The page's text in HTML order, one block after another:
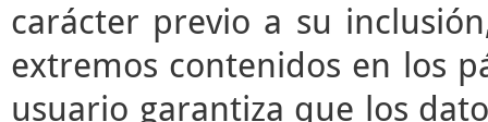
carácter previo a su
extremos contenidos en los
usuario garantiza que los